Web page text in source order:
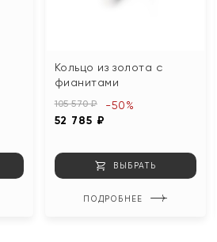
Кольцо из золота с
фианитами
105 570 ₽
52 785 ₽
-50%
ВЫБРАТЬ
ПОДРОБНЕЕ